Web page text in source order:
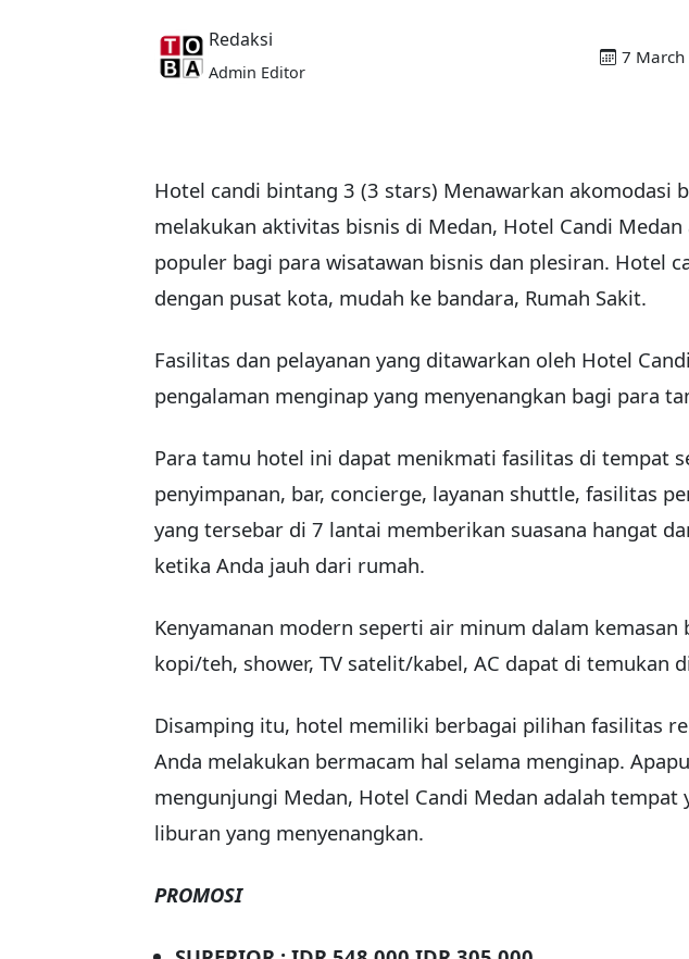
Redaksi
Admin Editor
7 March
Hotel candi bintang 3 (3 stars) Menawarkan akomodasi
melakukan aktivitas bisnis di Medan, Hotel Candi
populer bagi para wisatawan bisnis dan plesiran. Hotel
dengan pusat kota, mudah ke bandara, Rumah Sakit.
Fasilitas dan pelayanan yang ditawarkan oleh Hotel
pengalaman menginap yang menyenangkan bagi para
Para tamu hotel ini dapat menikmati fasilitas di tempat
penyimpanan, bar, concierge, layanan shuttle, fasilitas
yang tersebar di 7 lantai memberikan suasana hangat
ketika Anda jauh dari rumah.
Kenyamanan modern seperti air minum dalam
kopi/teh, shower, TV satelit/kabel, AC dapat di temukan
Disamping itu, hotel memiliki berbagai pilihan fasilitas
Anda melakukan bermacam hal selama menginap.
mengunjungi Medan, Hotel Candi Medan adalah tempat
liburan yang menyenangkan.
PROMOSI